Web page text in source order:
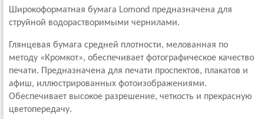
Широкоформатная бумага Lomond предназначена для
струйной водорастворимыми чернилами.
Глянцевая бумага средней плотности, мелованная по
методу «Кромкот», обеспечивает фотографическое качество
печати. Предназначена для печати проспектов, плакатов и
афиш, иллюстрированных фотоизображениями.
Обеспечивает высокое разрешение, четкость и прекрасную
цветопередачу.